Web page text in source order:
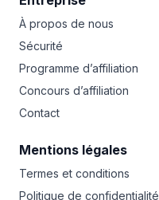
À propos de nous
Sécurité
Programme d’affiliation
Concours d’affiliation
Contact
Mentions légales
Termes et conditions
Politique de confidentialité